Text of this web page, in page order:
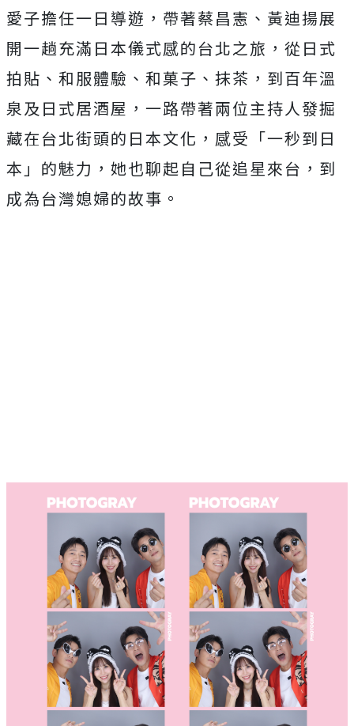
愛子擔任一日導遊，帶著蔡昌憲、黃迪揚展
開一趟充滿日本儀式感的台北之旅，從日式
拍貼、和服體驗、和菓子、抹茶，到百年溫
泉及日式居酒屋，一路帶著兩位主持人發掘
藏在台北街頭的日本文化，感受「一秒到日
本」的魅力，她也聊起自己從追星來台，到
成為台灣媳婦的故事。